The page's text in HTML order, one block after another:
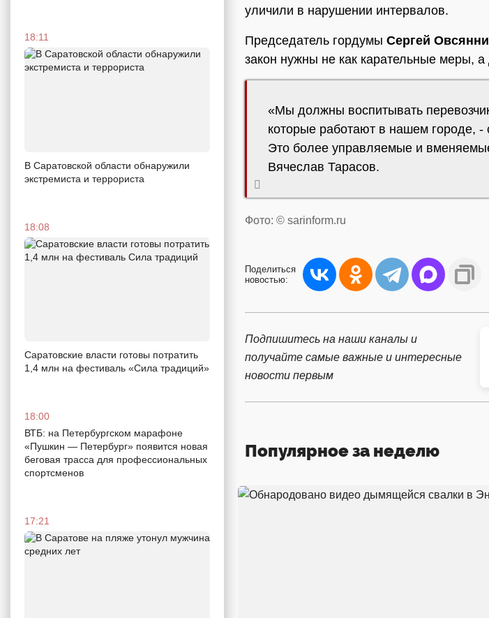
18:11
В Саратовской области обнаружили
экстремиста и террориста
18:08
Саратовские власти готовы потратить
1,4 млн на фестиваль «Сила традиций»
18:00
ВТБ: на Петербургском марафоне
«Пушкин — Петербург» появится новая
беговая трасса для профессиональных
спортсменов
17:21
уличили в нарушении интервалов.
Председатель гордумы Сергей
закон нужны не как карательные меры, а
«Мы должны воспитывать
которые работают в нашем городе, -
Это более управляемые и
Вячеслав Тарасов.
Фото: © sarinform.ru
Поделиться
новостью:
Подпишитесь на наши каналы и
получайте самые важные и интересные
новости первым
Популярное за неделю